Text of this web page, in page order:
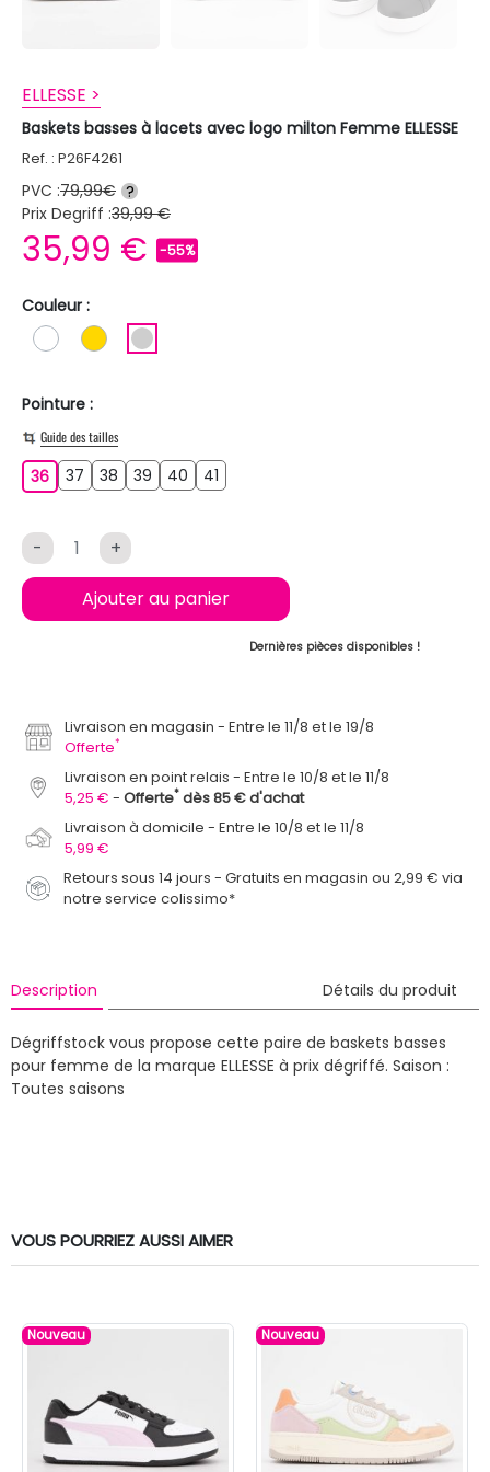
ELLESSE >
Baskets basses à lacets avec logo milton Femme ELLESSE
Ref. : P26F4261
PVC :79,99€ ?
Prix Degriff :39,99 €
35,99 € -55%
Couleur :
BLANCOR
Pointure :
Guide des tailles
363637 3738 3839 3940 4041
- +
Ajouter au panier
Dernières pièces disponibles !
Livraison en magasin
Entre le 11/8 et le 19/8
Offerte*
Livraison en point relais
Entre le 10/8 et le 11/8
5,25 €
Offerte* dès 85 € d'achat
Livraison à domicile
Entre le 10/8 et le 11/8
5,99 €
Retours sous 14 jours - Gratuits en magasin ou 2,99 € via
notre service colissimo*
Description Détails du produit
Dégriffstock vous propose cette paire de baskets basses
pour femme de la marque ELLESSE à prix dégriffé. Saison :
Toutes saisons
VOUS POURRIEZ AUSSI AIMER
Nouveau Nouveau